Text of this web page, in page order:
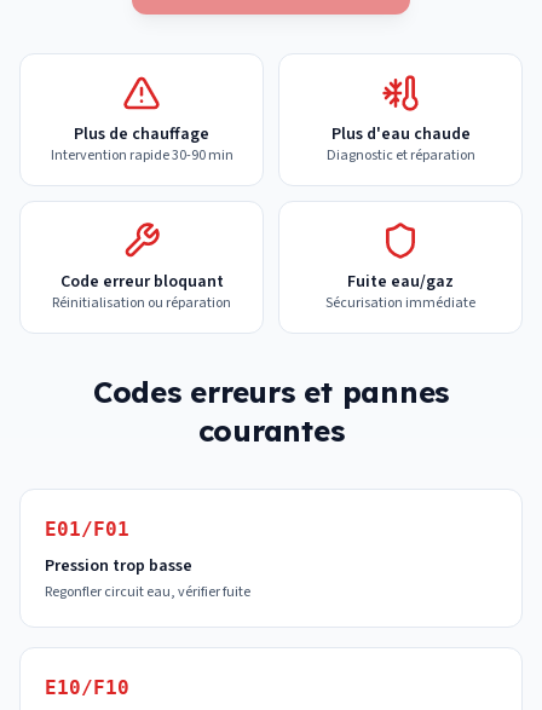
Plus de chauffage
Intervention rapide 30-90 min
Plus d'eau chaude
Diagnostic et réparation
Code erreur bloquant
Réinitialisation ou réparation
Fuite eau/gaz
Sécurisation immédiate
Codes erreurs et pannes
courantes
E01/F01
Pression trop basse
Regonfler circuit eau, vérifier fuite
E10/F10